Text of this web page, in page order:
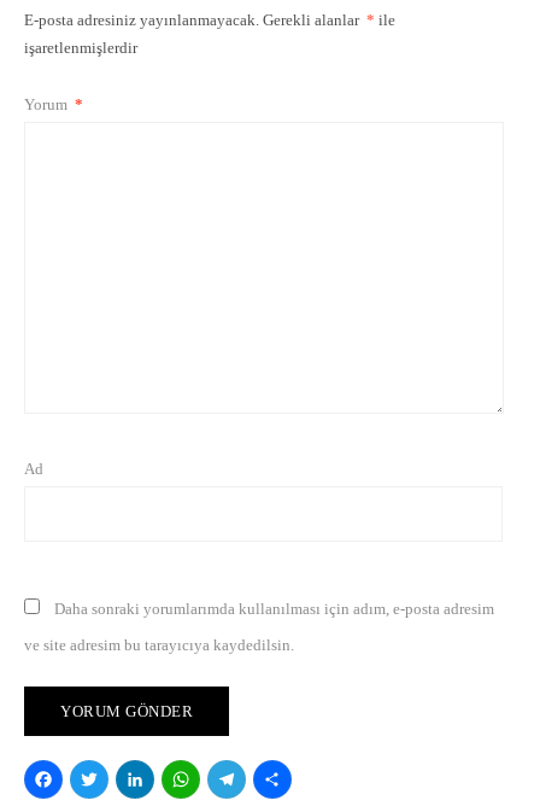
E-posta adresiniz yayınlanmayacak. Gerekli alanlar * ile
işaretlenmişlerdir
Yorum *
Ad
Daha sonraki yorumlarımda kullanılması için adım, e-posta adresim
ve site adresim bu tarayıcıya kaydedilsin.
Facebook
Twitter
LinkedIn
WhatsApp
Telegram